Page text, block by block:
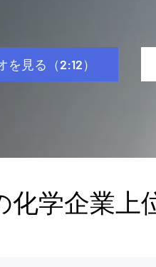
を見る（2:12）
化学企業上